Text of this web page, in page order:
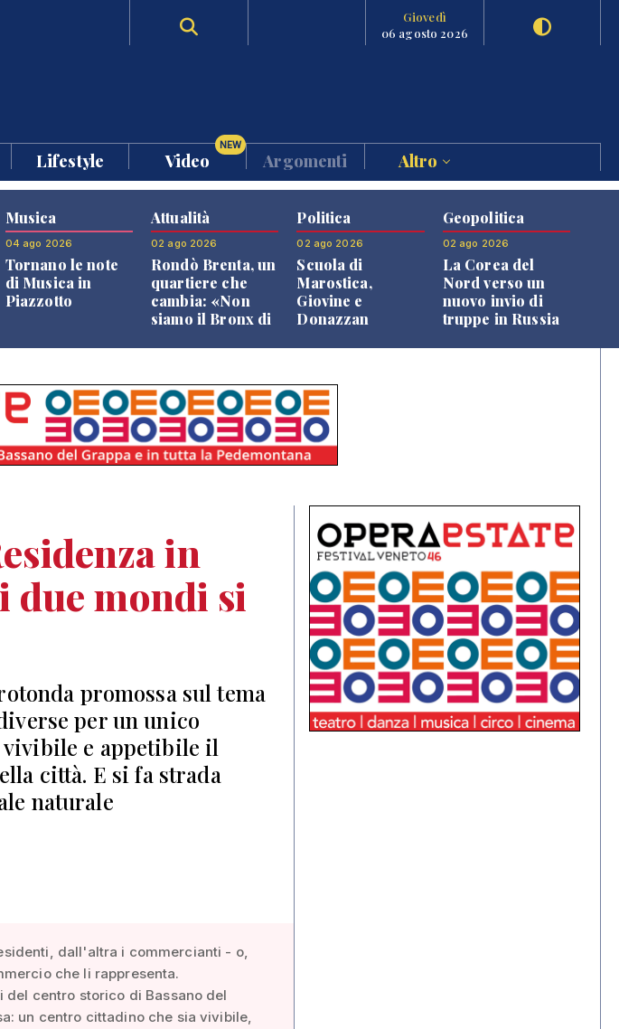
Giovedì
06 agosto 2026
Lifestyle Video
NEW
Argomenti Altro
Musica
04 ago 2026
Tornano le note
di Musica in
Piazzotto
Attualità
02 ago 2026
Rondò Brenta, un
quartiere che
cambia: «Non
siamo il Bronx di
Politica
02 ago 2026
Scuola di
Marostica,
Giovine e
Donazzan
Geopolitica
02 ago 2026
La Corea del
Nord verso un
nuovo invio di
truppe in Russia
in
due mondi si
promossa sul tema
per un unico
e appetibile il
città. E si fa strada
naturale
dall'altra i commercianti - o,
che li rappresenta.
del centro storico di Bassano del
un centro cittadino che sia vivibile,